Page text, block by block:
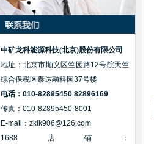
中矿龙科能源科技(北京)股份有限公司
地址：北京市顺义区竺园路12号院天竺
综合保税区泰达融科园37号楼
电话：010-82895450 82896169
传真：010-82895450-8001
E-mail：zklk906@126.com
1688店铺：